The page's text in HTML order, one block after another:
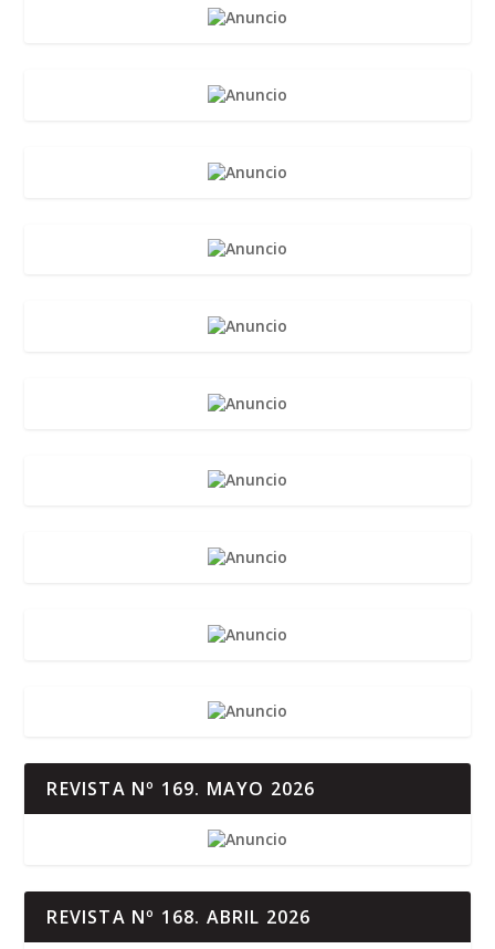
REVISTA Nº 169. MAYO 2026
REVISTA Nº 168. ABRIL 2026